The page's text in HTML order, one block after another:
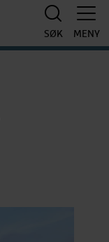
SØK MENY